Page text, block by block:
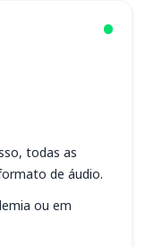
todas as
de áudio.
ou em